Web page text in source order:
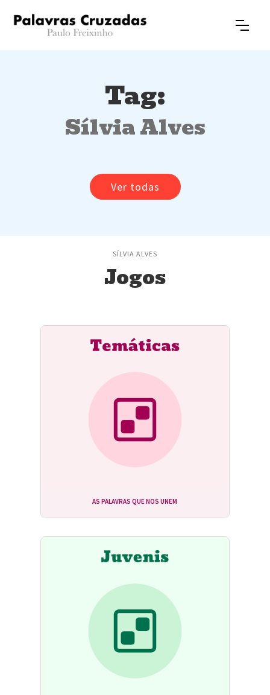
Tag:
Sílvia Alves
Ver todas
SÍLVIA ALVES
Jogos
AS PALAVRAS QUE NOS UNEM